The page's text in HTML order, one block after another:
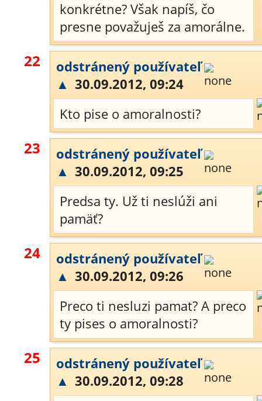
konkrétne? Však napíš, čo
presne považuješ za amorálne.
22
odstránený používateľ
▲ 30.09.2012, 09:24
Kto pise o amoralnosti?
23
odstránený používateľ
▲ 30.09.2012, 09:25
Predsa ty. Už ti neslúži ani
pamäť?
24
odstránený používateľ
▲ 30.09.2012, 09:26
Preco ti nesluzi pamat? A preco
ty pises o amoralnosti?
25
odstránený používateľ
▲ 30.09.2012, 09:28